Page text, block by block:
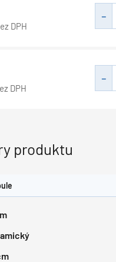
DPH
DPH
produktu